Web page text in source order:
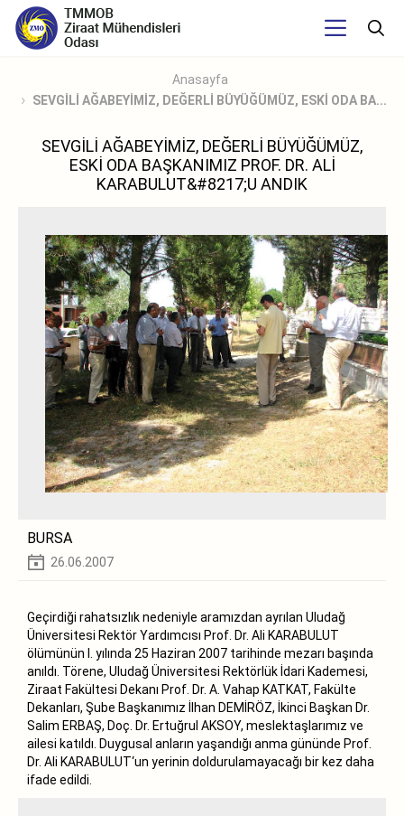
Anasayfa
SEVGİLİ AĞABEYİMİZ, DEĞERLİ BÜYÜĞÜMÜZ, ESKİ ODA BA...
SEVGİLİ AĞABEYİMİZ, DEĞERLİ BÜYÜĞÜMÜZ,
ESKİ ODA BAŞKANIMIZ PROF. DR. ALİ
KARABULUT&#8217;U ANDIK
BURSA
26.06.2007
Geçirdiği rahatsızlık nedeniyle aramızdan ayrılan Uludağ
Üniversitesi Rektör Yardımcısı Prof. Dr. Ali KARABULUT
ölümünün I. yılında 25 Haziran 2007 tarihinde mezarı başında
anıldı. Törene, Uludağ Üniversitesi Rektörlük İdari Kademesi,
Ziraat Fakültesi Dekanı Prof. Dr. A. Vahap KATKAT, Fakülte
Dekanları, Şube Başkanımız İlhan DEMİRÖZ, İkinci Başkan Dr.
Salim ERBAŞ, Doç. Dr. Ertuğrul AKSOY, meslektaşlarımız ve
ailesi katıldı. Duygusal anların yaşandığı anma gününde Prof.
Dr. Ali KARABULUT‘un yerinin doldurulamayacağı bir kez daha
ifade edildi.